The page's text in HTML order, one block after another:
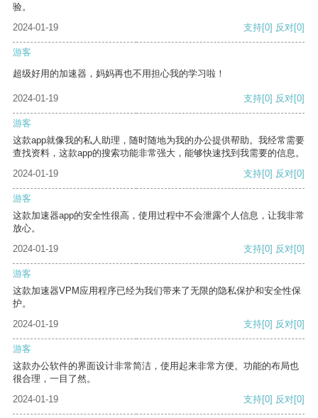
验。
2024-01-19
支持[0] 反对[0]
游客
超级好用的加速器，妈妈再也不用担心我的学习啦！
2024-01-19 支持[0] 反对[0]
游客
这款app就像我的私人助理，随时随地为我的办公提供帮助。我经常需要
查找资料，这款app的搜索功能非常强大，能够快速找到我需要的信息。
2024-01-19
支持[0] 反对[0]
游客
这款加速器app的安全性很高，使用过程中不会泄露个人信息，让我非常
放心。
2024-01-19
支持[0] 反对[0]
游客
这款加速器VPM应用程序已经为我们带来了无限的隐私保护和安全性保
护。
2024-01-19
支持[0] 反对[0]
游客
这款办公软件的界面设计非常简洁，使用起来非常方便。功能的布局也
很合理，一目了然。
2024-01-19
支持[0] 反对[0]